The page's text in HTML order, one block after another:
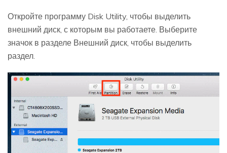
Откройте программу Disk Utility, чтобы выделить
внешний диск, с которым вы работаете. Выберите
значок в разделе Внешний диск, чтобы выделить
раздел.